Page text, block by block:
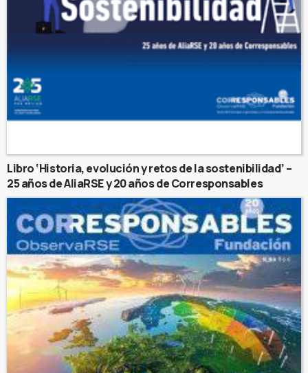
Libro ‘Historia, evolución y retos de la sostenibilidad’ –
25 años de AliaRSE y 20 años de Corresponsables